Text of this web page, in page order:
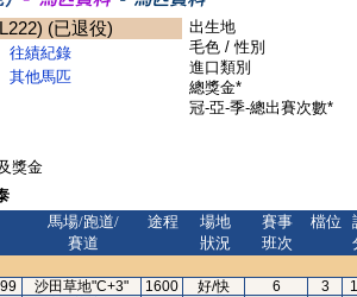
(已退役)
往績紀錄
其他馬匹
出生地
毛色 / 性別
進口類別
總獎金*
冠-亞-季-總出賽次數*
獎金
馬場/跑道/
賽道
途程
場地
狀況
賽事
班次
檔位
沙田草地"C+3" 1600 好/快 6 3